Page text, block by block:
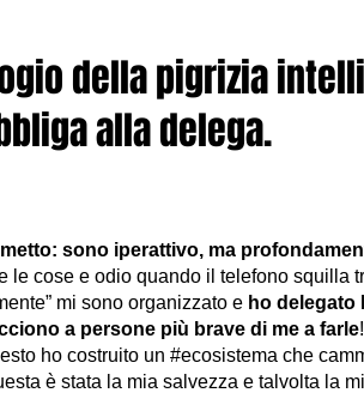
della pigrizia
alla delega.
sono iperattivo, ma
le cose e odio quando il telefono squilla
mi sono organizzato e ho delegato
a persone più brave di me a farle!
ho costruito un #ecosistema che
è stata la mia salvezza e talvolta la